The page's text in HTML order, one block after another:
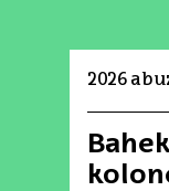
2026